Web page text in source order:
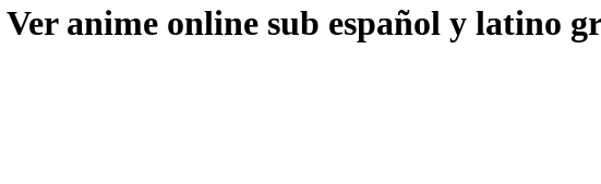
anime online sub español y latino